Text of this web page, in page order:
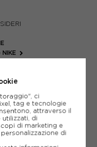
NIKE
ci
tag e tecnologie
attraverso il
di
di marketing e
di